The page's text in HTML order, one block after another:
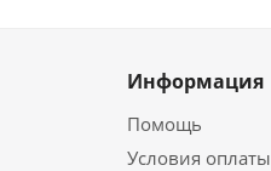
Информация
Помощь
Условия оплаты